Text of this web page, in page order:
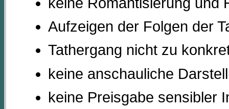
Aufzeigen der Folgen der
Tathergang nicht zu
keine anschauliche
keine Preisgabe sensibler